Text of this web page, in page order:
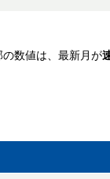
数値は、最新月が